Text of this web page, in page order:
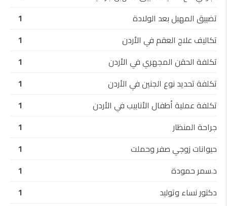
تضييق المهبل بعد الولادة
1
تكاليف علاج العقم في الأردن
1
تكلفة الحقن المجهري في الأردن
1
تكلفة تحديد نوع الجنين في الأردن
1
تكلفة عملية أطفال الأنابيب في الأردن
1
جراحة المنظار
1
حيوانات زوجي صفر وحملت
1
د.سمر حمودة
1
دكتور نساء وتوليد
1